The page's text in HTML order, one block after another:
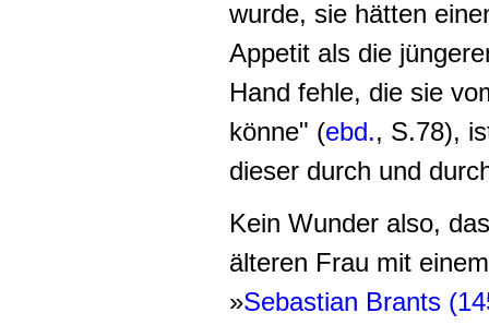
wurde, sie hätten
Appetit als die
Hand fehle, die sie
könne" (ebd., S.78),
dieser durch und
Kein Wunder also,
älteren Frau mit
»Sebastian Brants